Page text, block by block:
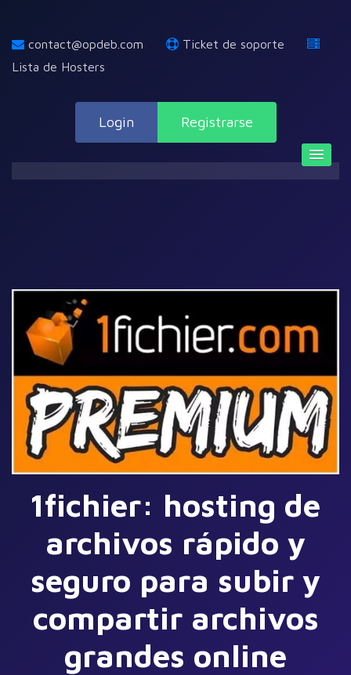
contact@opdeb.com
Ticket de soporte
Lista de Hosters
Login Registrarse
1fichier: hosting de
archivos rápido y
seguro para subir y
compartir archivos
grandes online